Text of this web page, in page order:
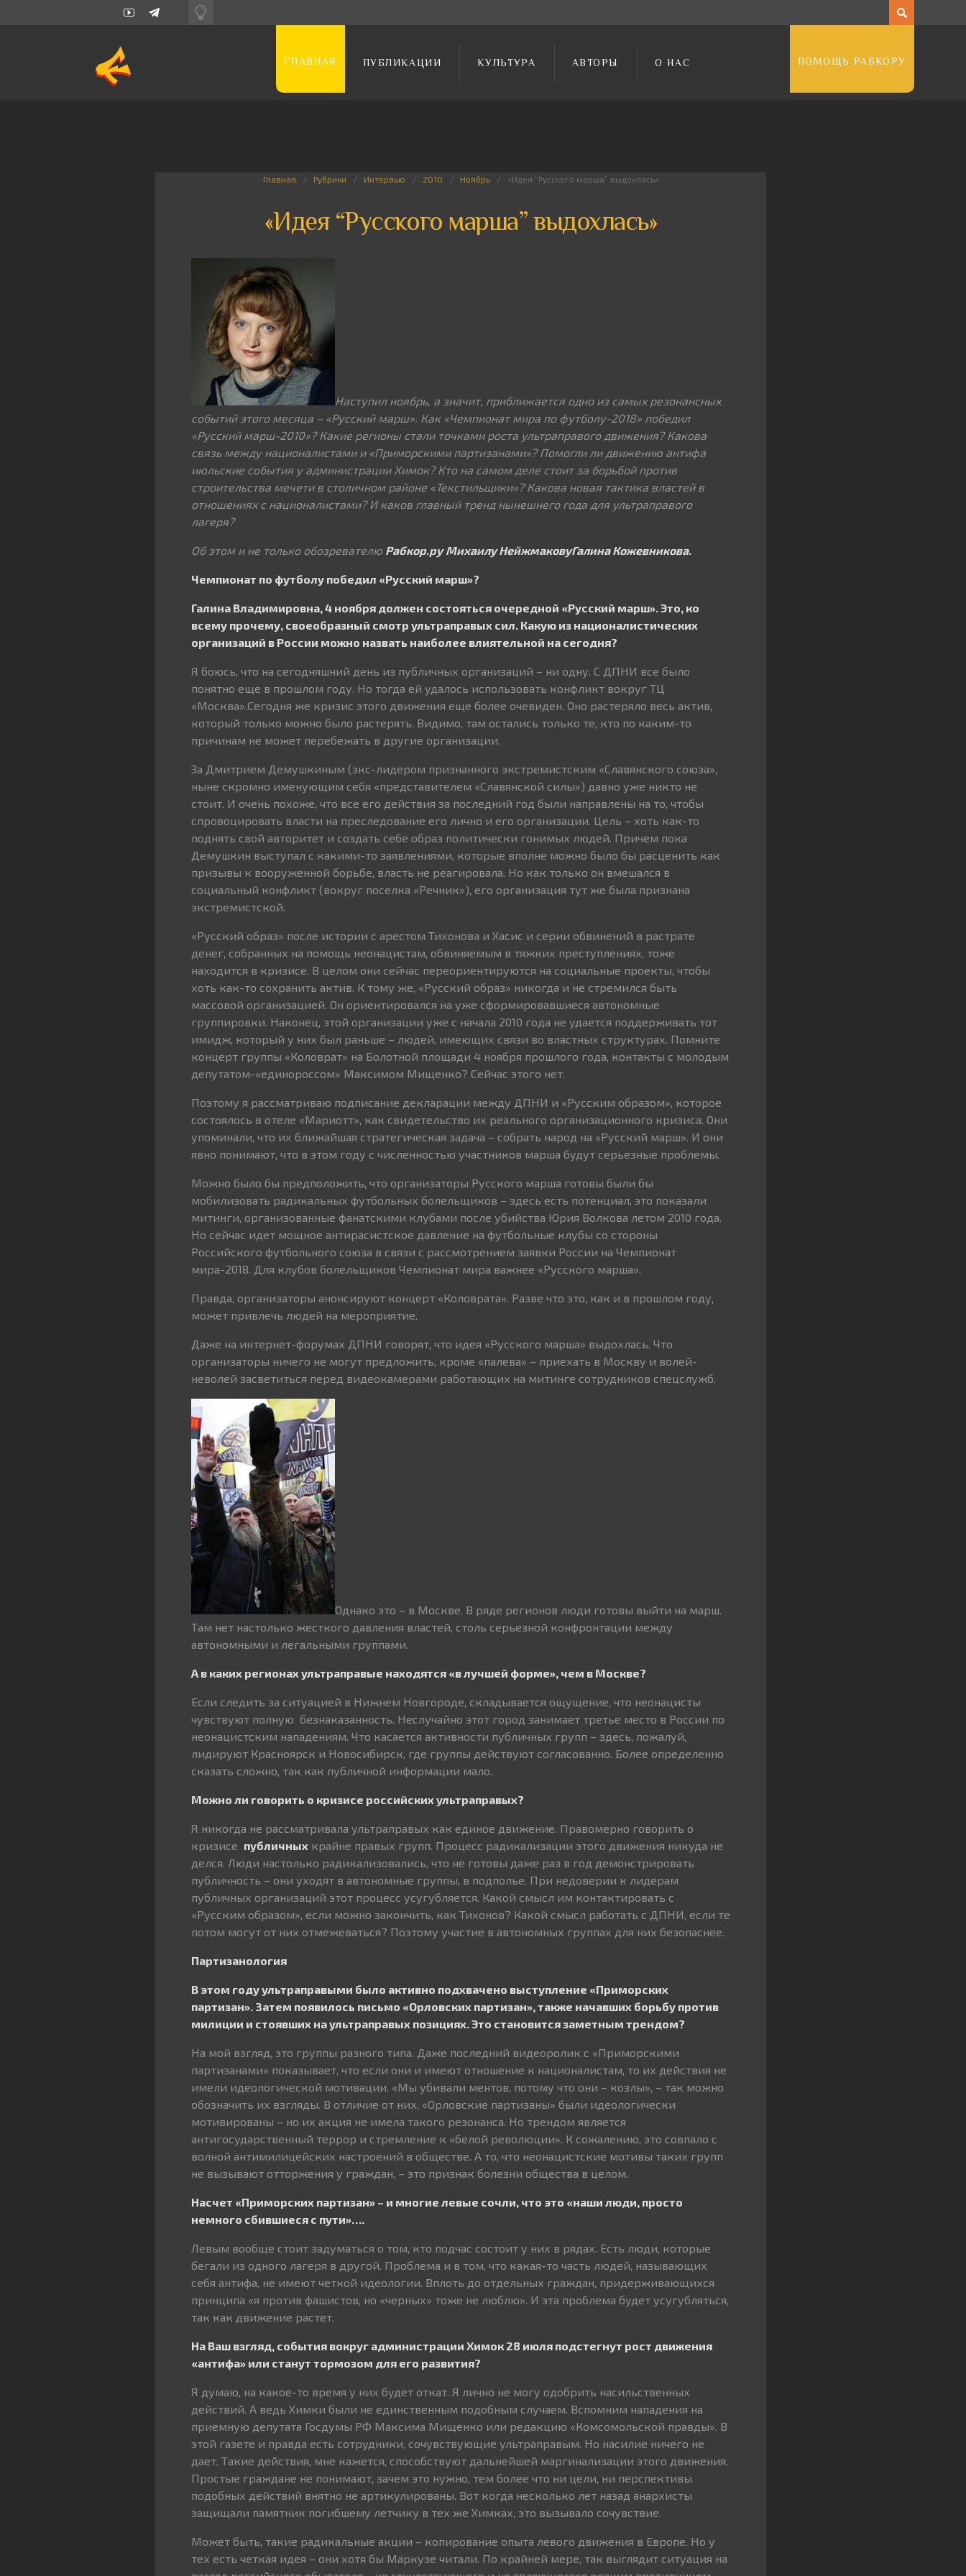
ГЛАВНАЯ ПУБЛИКАЦИИ КУЛЬТУРА АВТОРЫ О НАС ПОМОЩЬ РАБКОРУ
Главная Рубрики Интервью 2010 Ноябрь «Идея “Русского марша” выдохлась»
«Идея “Русского марша” выдохлась»
Наступил ноябрь, а значит, приближается одно из самых резонансных
событий этого месяца – «Русский марш». Как «Чемпионат мира по футболу-2018» победил
«Русский марш-2010»? Какие регионы стали точками роста ультраправого движения? Какова
связь между националистами и «Приморскими партизанами»? Помогли ли движению антифа
июльские события у администрации Химок? Кто на самом деле стоит за борьбой против
строительства мечети в столичном районе «Текстильщики»? Какова новая тактика властей в
отношениях с националистами? И каков главный тренд нынешнего года для ультраправого
лагеря?
Об этом и не только обозревателю Рабкор.ру Михаилу НейжмаковуГалина Кожевникова.
Чемпионат по футболу победил «Русский марш»?
Галина Владимировна, 4 ноября должен состояться очередной «Русский марш». Это, ко
всему прочему, своеобразный смотр ультраправых сил. Какую из националистических
организаций в России можно назвать наиболее влиятельной на сегодня?
Я боюсь, что на сегодняшний день из публичных организаций – ни одну. С ДПНИ все было
понятно еще в прошлом году. Но тогда ей удалось использовать конфликт вокруг ТЦ
«Москва».Сегодня же кризис этого движения еще более очевиден. Оно растеряло весь актив,
который только можно было растерять. Видимо, там остались только те, кто по каким-то
причинам не может перебежать в другие организации.
За Дмитрием Демушкиным (экс-лидером признанного экстремистским «Славянского союза»,
ныне скромно именующим себя «представителем «Славянской силы») давно уже никто не
стоит. И очень похоже, что все его действия за последний год были направлены на то, чтобы
спровоцировать власти на преследование его лично и его организации. Цель – хоть как-то
поднять свой авторитет и создать себе образ политически гонимых людей. Причем пока
Демушкин выступал с какими-то заявлениями, которые вполне можно было бы расценить как
призывы к вооруженной борьбе, власть не реагировала. Но как только он вмешался в
социальный конфликт (вокруг поселка «Речник»), его организация тут же была признана
экстремистской.
«Русский образ» после истории с арестом Тихонова и Хасис и серии обвинений в растрате
денег, собранных на помощь неонацистам, обвиняемым в тяжких преступлениях, тоже
находится в кризисе. В целом они сейчас переориентируются на социальные проекты, чтобы
хоть как-то сохранить актив. К тому же, «Русский образ» никогда и не стремился быть
массовой организацией. Он ориентировался на уже сформировавшиеся автономные
группировки. Наконец, этой организации уже с начала 2010 года не удается поддерживать тот
имидж, который у них был раньше – людей, имеющих связи во властных структурах. Помните
концерт группы «Коловрат» на Болотной площади 4 ноября прошлого года, контакты с молодым
депутатом-«единороссом» Максимом Мищенко? Сейчас этого нет.
Поэтому я рассматриваю подписание декларации между ДПНИ и «Русским образом», которое
состоялось в отеле «Мариотт», как свидетельство их реального организационного кризиса. Они
упоминали, что их ближайшая стратегическая задача – собрать народ на «Русский марш». И они
явно понимают, что в этом году с численностью участников марша будут серьезные проблемы.
Можно было бы предположить, что организаторы Русского марша готовы были бы
мобилизовать радикальных футбольных болельщиков – здесь есть потенциал, это показали
митинги, организованные фанатскими клубами после убийства Юрия Волкова летом 2010 года.
Но сейчас идет мощное антирасистское давление на футбольные клубы со стороны
Российского футбольного союза в связи с рассмотрением заявки России на Чемпионат
мира-2018. Для клубов болельщиков Чемпионат мира важнее «Русского марша».
Правда, организаторы анонсируют концерт «Коловрата». Разве что это, как и в прошлом году,
может привлечь людей на мероприятие.
Даже на интернет-форумах ДПНИ говорят, что идея «Русского марша» выдохлась. Что
организаторы ничего не могут предложить, кроме «палева» – приехать в Москву и волей-
неволей засветиться перед видеокамерами работающих на митинге сотрудников спецслужб.
Однако это – в Москве. В ряде регионов люди готовы выйти на марш.
Там нет настолько жесткого давления властей, столь серьезной конфронтации между
автономными и легальными группами.
А в каких регионах ультраправые находятся «в лучшей форме», чем в Москве?
Если следить за ситуацией в Нижнем Новгороде, складывается ощущение, что неонацисты
чувствуют полную безнаказанность. Неслучайно этот город занимает третье место в России по
неонацистским нападениям. Что касается активности публичных групп – здесь, пожалуй,
лидируют Красноярск и Новосибирск, где группы действуют согласованно. Более определенно
сказать сложно, так как публичной информации мало.
Можно ли говорить о кризисе российских ультраправых?
Я никогда не рассматривала ультраправых как единое движение. Правомерно говорить о
кризисе публичных крайне правых групп. Процесс радикализации этого движения никуда не
делся. Люди настолько радикализовались, что не готовы даже раз в год демонстрировать
публичность – они уходят в автономные группы, в подполье. При недоверии к лидерам
публичных организаций этот процесс усугубляется. Какой смысл им контактировать с
«Русским образом», если можно закончить, как Тихонов? Какой смысл работать с ДПНИ, если те
потом могут от них отмежеваться? Поэтому участие в автономных группах для них безопаснее.
Партизанология
В этом году ультраправыми было активно подхвачено выступление «Приморских
партизан». Затем появилось письмо «Орловских партизан», также начавших борьбу против
милиции и стоявших на ультраправых позициях. Это становится заметным трендом?
На мой взгляд, это группы разного типа. Даже последний видеоролик с «Приморскими
партизанами» показывает, что если они и имеют отношение к националистам, то их действия не
имели идеологической мотивации. «Мы убивали ментов, потому что они – козлы», – так можно
обозначить их взгляды. В отличие от них, «Орловские партизаны» были идеологически
мотивированы – но их акция не имела такого резонанса. Но трендом является
антигосударственный террор и стремление к «белой революции». К сожалению, это совпало с
волной антимилицейских настроений в обществе. А то, что неонацистские мотивы таких групп
не вызывают отторжения у граждан, – это признак болезни общества в целом.
Насчет «Приморских партизан» – и многие левые сочли, что это «наши люди, просто
немного сбившиеся с пути»….
Левым вообще стоит задуматься о том, кто подчас состоит у них в рядах. Есть люди, которые
бегали из одного лагеря в другой. Проблема и в том, что какая-то часть людей, называющих
себя антифа, не имеют четкой идеологии. Вплоть до отдельных граждан, придерживающихся
принципа «я против фашистов, но «черных» тоже не люблю». И эта проблема будет усугубляться,
так как движение растет.
На Ваш взгляд, события вокруг администрации Химок 28 июля подстегнут рост движения
«антифа» или станут тормозом для его развития?
Я думаю, на какое-то время у них будет откат. Я лично не могу одобрить насильственных
действий. А ведь Химки были не единственным подобным случаем. Вспомним нападения на
приемную депутата Госдумы РФ Максима Мищенко или редакцию «Комсомольской правды». В
этой газете и правда есть сотрудники, сочувствующие ультраправым. Но насилие ничего не
дает. Такие действия, мне кажется, способствуют дальнейшей маргинализации этого движения.
Простые граждане не понимают, зачем это нужно, тем более что ни цели, ни перспективы
подобных действий внятно не артикулированы. Вот когда несколько лет назад анархисты
защищали памятник погибшему летчику в тех же Химках, это вызывало сочувствие.
Может быть, такие радикальные акции – копирование опыта левого движения в Европе. Но у
тех есть четкая идея – они хотя бы Маркузе читали. По крайней мере, так выглядит ситуация на